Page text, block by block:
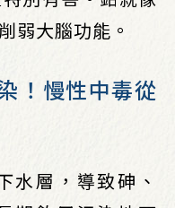
弱大腦功能。
！慢性中毒從
水層，導致砷、